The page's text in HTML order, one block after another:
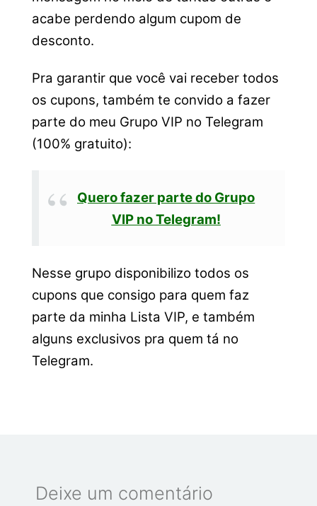
acabe perdendo algum cupom de
desconto.
Pra garantir que você vai receber todos
os cupons, também te convido a fazer
parte do meu Grupo VIP no Telegram
(100% gratuito):
Quero fazer parte do Grupo
VIP no Telegram!
Nesse grupo disponibilizo todos os
cupons que consigo para quem faz
parte da minha Lista VIP, e também
alguns exclusivos pra quem tá no
Telegram.
Deixe um comentário